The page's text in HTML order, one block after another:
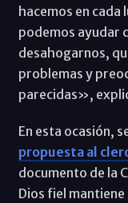
hacemos en cada
podemos ayudar
desahogarnos,
problemas y
parecidas»,
En esta ocasión,
propuesta al
documento de la
Dios fiel